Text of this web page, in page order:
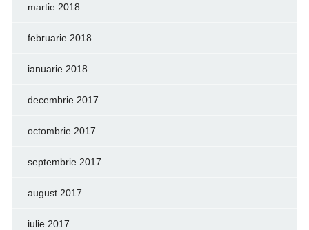
martie 2018
februarie 2018
ianuarie 2018
decembrie 2017
octombrie 2017
septembrie 2017
august 2017
iulie 2017